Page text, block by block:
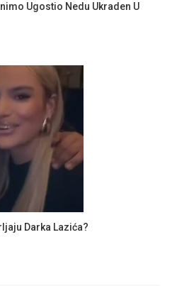
Ugostio Nedu Ukraden U
Darka Lazića?